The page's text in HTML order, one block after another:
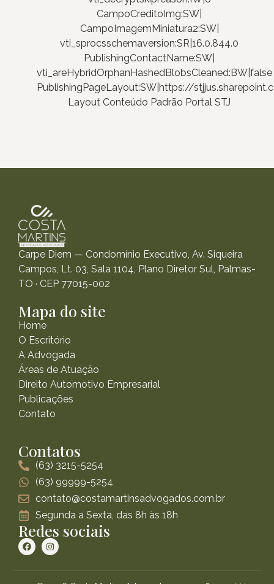
CampoCreditoImg:SW|
CampoImagemMiniatura2:SW|
vti_sprocsschemaversion:SR|16.0.844.0
PublishingContactName:SW|
vti_areHybridOrphanHashedBlobsCleaned:BW|false
PublishingPageLayout:SW|https://
Layout Conteúdo Padrão Portal STJ
Carpe Diem — Condomínio Executivo, Av. Siqueira
Campos, Lt. 03, Sala 1104, Plano Diretor Sul, Palmas-
TO · CEP 77015-002
Mapa do site
Home
O Escritório
A Advogada
Áreas de Atuação
Direito Automotivo Empresarial
Publicações
Contato
Contatos
(63) 3215-5254
(63) 99999-5254
contato@costamartinsadvogados.com.br
Segunda a Sexta, das 8h às 18h
Redes sociais